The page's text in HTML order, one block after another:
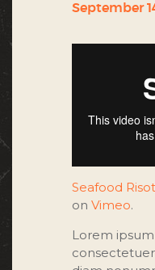
September
Seafood
on Vimeo.
Lorem